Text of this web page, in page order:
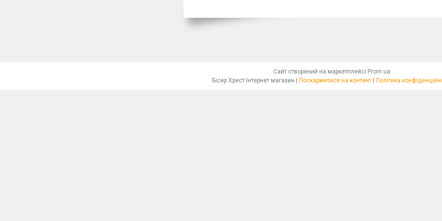
Сайт створений на маркетплейсі Prom.ua
Бісер Хрест Інтернет магазин | Поскаржитися на контент | Політика